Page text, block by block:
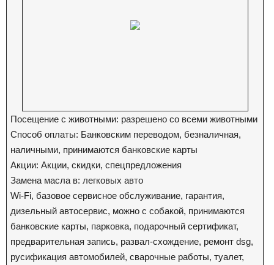
Посещение с животными: разрешено со всеми животными
Способ оплаты: Банковским переводом, безналичная,
наличными, принимаются банковские карты
Акции: Акции, скидки, спецпредложения
Замена масла в: легковых авто
Wi-Fi, базовое сервисное обслуживание, гарантия,
дизельный автосервис, можно с собакой, принимаются
банковские карты, парковка, подарочный сертификат,
предварительная запись, развал-схождение, ремонт dsg,
русификация автомобилей, сварочные работы, туалет,